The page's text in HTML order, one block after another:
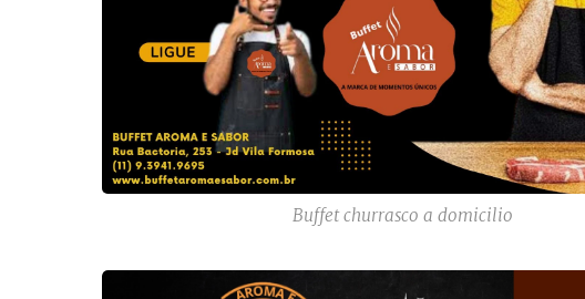
Buffet churrasco a domicilio